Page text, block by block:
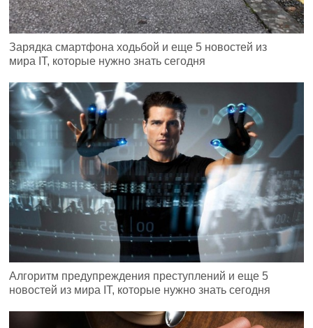
Зарядка смартфона ходьбой и еще 5 новостей из
мира IT, которые нужно знать сегодня
Алгоритм предупреждения преступлений и еще 5
новостей из мира IT, которые нужно знать сегодня